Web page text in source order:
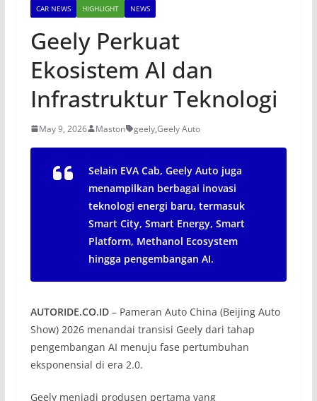
CAR NEWS HIGHLIGHT NEWS
Geely Perkuat
Ekosistem AI dan
Infrastruktur Teknologi
May 9, 2026 Maston geely,Geely Auto
Selain EVA Cab, Geely Auto juga
menampilkan berbagai inovasi
teknologi energi baru, termasuk
Smart City, Smart Energy, Smart
Platform, Methanol Ecosystem
hingga pengembangan AI.
AUTORIDE.CO.ID– Pameran Auto China (Beijing Auto
Show) 2026 menandai transisi Geely dari tahap
pengembangan AI menuju fase pertumbuhan
eksponensial di era 2.0.
Geely menjadi produsen pertama yang